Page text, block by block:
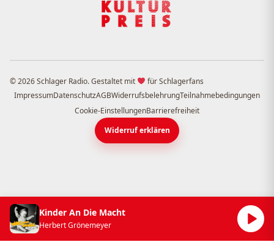
© 2026 Schlager Radio. Gestaltet mit
für Schlagerfans
ImpressumDatenschutzAGBWiderrufsbelehrungTeilnahmebedingungen
Cookie-EinstellungenBarrierefreiheit
Widerruf erklären
Kinder An Die Macht
Herbert Grönemeyer